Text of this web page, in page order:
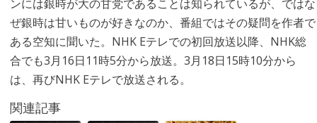
ンには銀時が大の甘党であることは知られているが、ではな
ぜ銀時は甘いものが好きなのか、番組ではその疑問を作者で
ある空知に聞いた。NHK Eテレでの初回放送以降、NHK総
合でも3月16日11時5分から放送。3月18日15時10分から
は、再びNHK Eテレで放送される。
関連記事